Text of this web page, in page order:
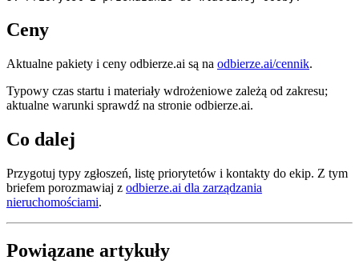
Ceny
Aktualne pakiety i ceny odbierze.ai są na odbierze.ai/cennik.
Typowy czas startu i materiały wdrożeniowe zależą od zakresu;
aktualne warunki sprawdź na stronie odbierze.ai.
Co dalej
Przygotuj typy zgłoszeń, listę priorytetów i kontakty do ekip. Z tym
briefem porozmawiaj z odbierze.ai dla zarządzania
nieruchomościami.
Powiązane artykuły